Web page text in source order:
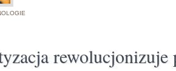
rewolucjonizuje